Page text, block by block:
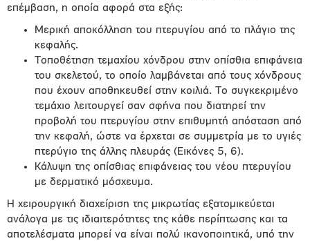
επέμβαση, η οποία αφορά στα εξής:
Μερική αποκόλληση του πτερυγίου από το πλάγιο της
κεφαλής.
Τοποθέτηση τεμαχίου χόνδρου στην οπίσθια επιφάνεια
του σκελετού, το οποίο λαμβάνεται από τους χόνδρους
που έχουν αποθηκευθεί στην κοιλιά. Το συγκεκριμένο
τεμάχιο λειτουργεί σαν σφήνα που διατηρεί την
προβολή του πτερυγίου στην επιθυμητή απόσταση από
την κεφαλή, ώστε να έρχεται σε συμμετρία με το υγιές
πτερύγιο της άλλης πλευράς (Εικόνες 5, 6).
Κάλυψη της οπίσθιας επιφάνειας του νέου πτερυγίου
με δερματικό μόσχευμα.
Η χειρουργική διαχείριση της μικρωτίας εξατομικεύεται
ανάλογα με τις ιδιαιτερότητες της κάθε περίπτωσης και τα
αποτελέσματα μπορεί να είναι πολύ ικανοποιητικά, υπό την